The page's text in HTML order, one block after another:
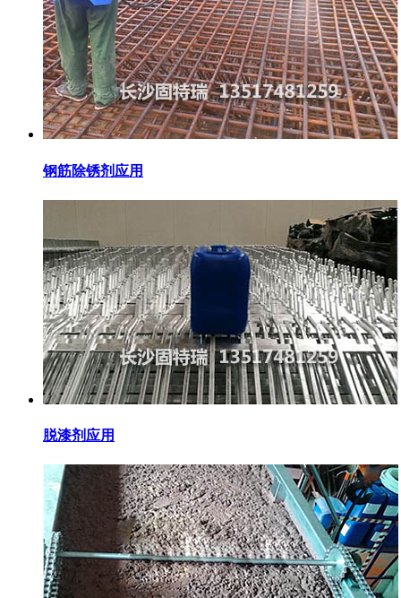
钢筋除锈剂应用
脱漆剂应用